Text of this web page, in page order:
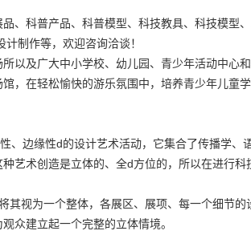
、科普产品、科普模型、科技教具、科技模型
制作等，欢迎咨询洽谈！
以及广大中小学校、幼儿园、青少年活动中心
，在轻松愉快的游乐氛围中，培养青少年儿童
、边缘性d的设计艺术活动，它集合了传播学、
艺术创造是立体的、全d方位的，所以在进行科
视为一个整体，各展区、展项、每一个细节
众建立起一个完整的立体情境。